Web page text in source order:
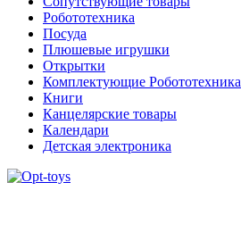
Робототехника
Посуда
Плюшевые игрушки
Открытки
Комплектующие Робототехника
Книги
Канцелярские товары
Календари
Детская электроника